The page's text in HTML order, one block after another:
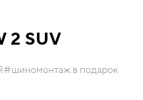
2 SUV
#шиномонтаж в подарок